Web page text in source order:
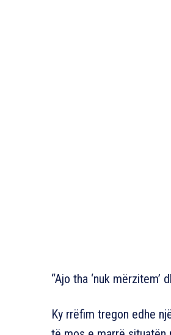
“Ajo tha ‘nuk
Ky rrëfim tregon edhe